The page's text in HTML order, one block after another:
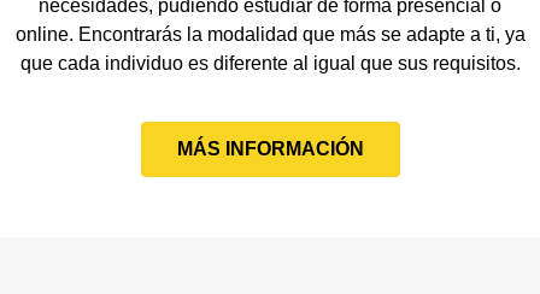
necesidades, pudiendo estudiar de forma presencial o
online. Encontrarás la modalidad que más se adapte a ti, ya
que cada individuo es diferente al igual que sus requisitos.
MÁS INFORMACIÓN